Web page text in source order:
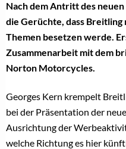
Nach dem Antritt des
die Gerüchte, dass
Themen besetzen werde.
Zusammenarbeit mit dem
Norton Motorcycles.
Georges Kern krempelt
bei der Präsentation der
Ausrichtung der
welche Richtung es hier